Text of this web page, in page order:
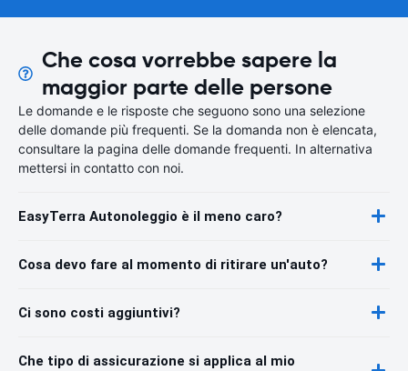
Che cosa vorrebbe sapere la
maggior parte delle persone
Le domande e le risposte che seguono sono una selezione
delle domande più frequenti. Se la domanda non è elencata,
consultare la pagina delle domande frequenti. In alternativa
mettersi in contatto con noi.
EasyTerra Autonoleggio è il meno caro?
Cosa devo fare al momento di ritirare un'auto?
Ci sono costi aggiuntivi?
Che tipo di assicurazione si applica al mio